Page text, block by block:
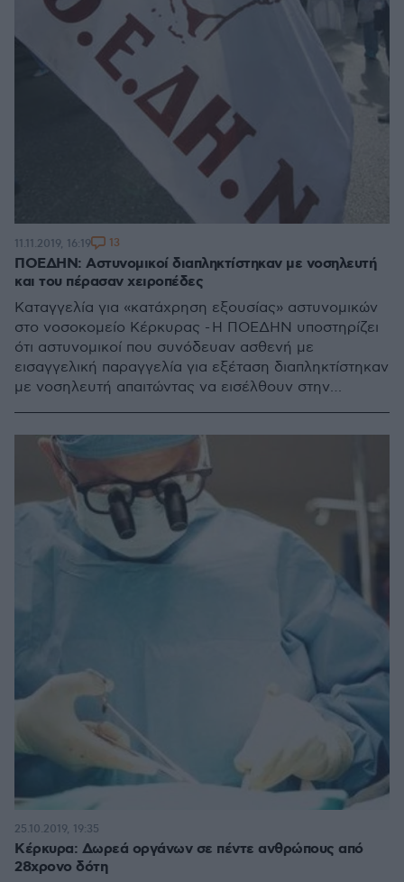
ΠΟΕΔΗΝ: Αστυνομικοί διαπληκτίστηκαν με νοσηλευτή
και του πέρασαν χειροπέδες
Καταγγελία για «κατάχρηση εξουσίας» αστυνομικών
στο νοσοκομείο Κέρκυρας - Η ΠΟΕΔΗΝ υποστηρίζει
ότι αστυνομικοί που συνόδευαν ασθενή με
εισαγγελική παραγγελία για εξέταση διαπληκτίστηκαν
με νοσηλευτή απαιτώντας να εισέλθουν στην
11.11.2019, 16:19 13
Κέρκυρα: Δωρεά οργάνων σε πέντε ανθρώπους από
28χρονο δότη
25.10.2019, 19:35